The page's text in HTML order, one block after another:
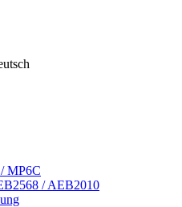
MP6C
/ AEB2010